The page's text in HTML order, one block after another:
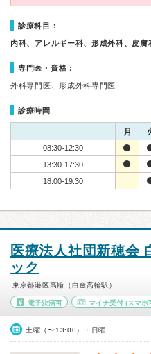
診療科目：
内科、アレルギー科、形成外科、皮
専門医・資格：
外科専門医、形成外科専門医
診療時間
月
08:30-12:30
13:30-17:30
18:00-19:30
医療法人社団新穂会
ック
東京都港区高輪（白金高輪駅）
電子決済可 マイナ受付(スマホ
土曜（〜13:00）・日曜